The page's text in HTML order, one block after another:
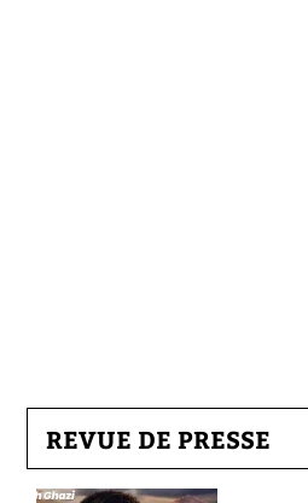
REVUE DE PRESSE